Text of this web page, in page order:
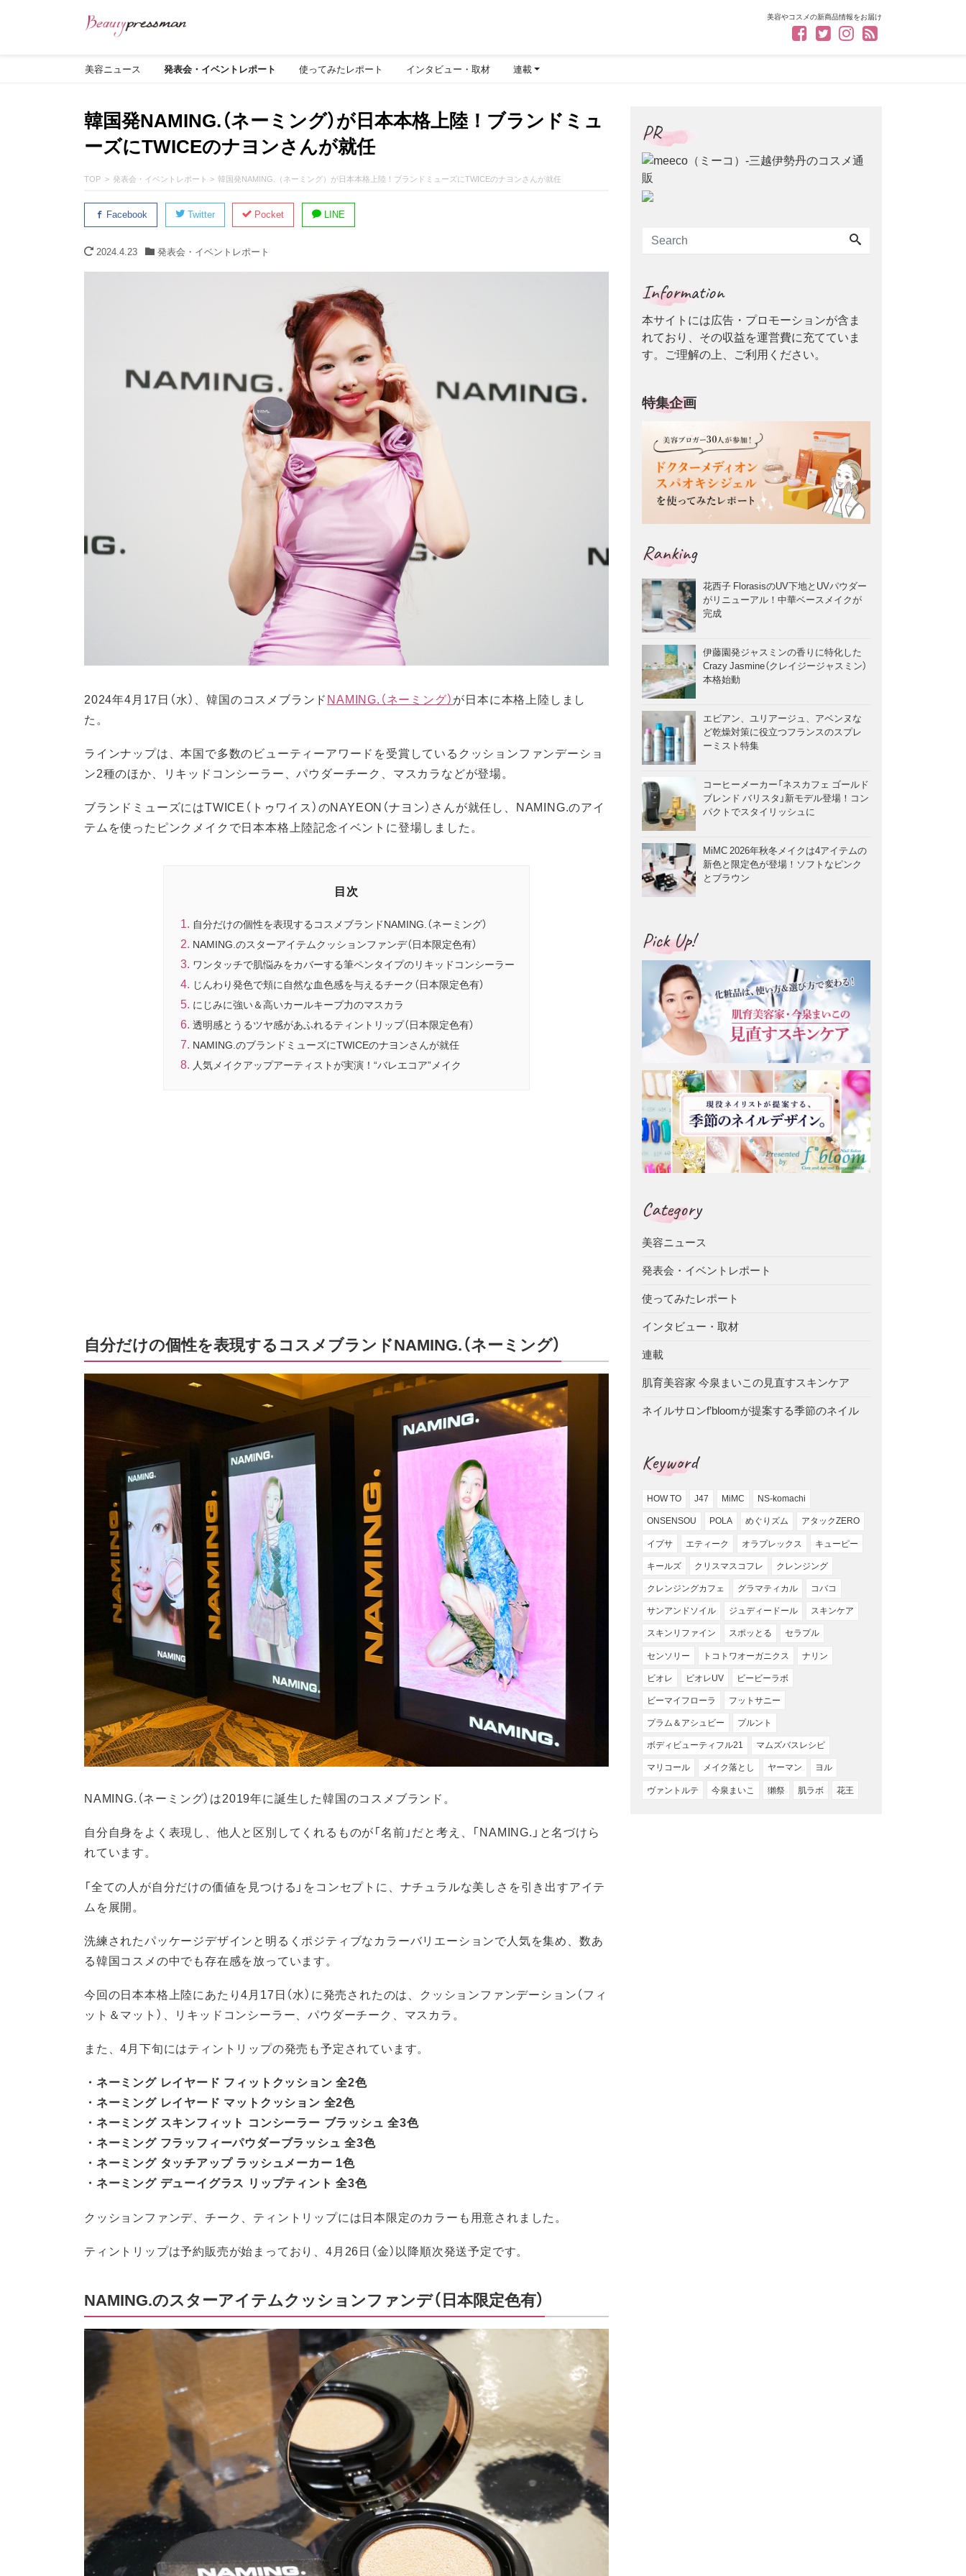
美容やコスメの新商品情報をお届け
美容ニュース 発表会・イベントレポート 使ってみたレポート インタビュー・取材 連載
韓国発NAMING.（ネーミング）が日本本格上陸！ブランドミュ
ーズにTWICEのナヨンさんが就任
TOP 発表会・イベントレポート 韓国発NAMING.（ネーミング）が日本本格上陸！ブランドミューズにTWICEのナヨンさんが就任
Facebook Twitter Pocket LINE
2024.4.23 発表会・イベントレポート
2024年4月17日（水）、韓国のコスメブランドNAMING.（ネーミング）が日本に本格上陸しまし
た。
ラインナップは、本国で多数のビューティーアワードを受賞しているクッションファンデーショ
ン2種のほか、リキッドコンシーラー、パウダーチーク、マスカラなどが登場。
ブランドミューズにはTWICE（トゥワイス）のNAYEON（ナヨン）さんが就任し、NAMING.のアイ
テムを使ったピンクメイクで日本本格上陸記念イベントに登場しました。
目次
自分だけの個性を表現するコスメブランドNAMING.（ネーミング）
NAMING.のスターアイテムクッションファンデ（日本限定色有）
ワンタッチで肌悩みをカバーする筆ペンタイプのリキッドコンシーラー
じんわり発色で頬に自然な血色感を与えるチーク（日本限定色有）
にじみに強い＆高いカールキープ力のマスカラ
透明感とうるツヤ感があふれるティントリップ（日本限定色有）
NAMING.のブランドミューズにTWICEのナヨンさんが就任
人気メイクアップアーティストが実演！“バレエコア”メイク
自分だけの個性を表現するコスメブランドNAMING.（ネーミング）
NAMING.（ネーミング）は2019年に誕生した韓国のコスメブランド。
自分自身をよく表現し、他人と区別してくれるものが「名前」だと考え、「NAMING.」と名づけら
れています。
「全ての人が自分だけの価値を見つける」をコンセプトに、ナチュラルな美しさを引き出すアイテ
ムを展開。
洗練されたパッケージデザインと明るくポジティブなカラーバリエーションで人気を集め、数あ
る韓国コスメの中でも存在感を放っています。
今回の日本本格上陸にあたり4月17日（水）に発売されたのは、クッションファンデーション（フィ
ット＆マット）、リキッドコンシーラー、パウダーチーク、マスカラ。
また、4月下旬にはティントリップの発売も予定されています。
・ネーミング レイヤード フィットクッション 全2色
・ネーミング レイヤード マットクッション 全2色
・ネーミング スキンフィット コンシーラー ブラッシュ 全3色
・ネーミング フラッフィーパウダーブラッシュ 全3色
・ネーミング タッチアップ ラッシュメーカー 1色
・ネーミング デューイグラス リップティント 全3色
クッションファンデ、チーク、ティントリップには日本限定のカラーも用意されました。
ティントリップは予約販売が始まっており、4月26日（金）以降順次発送予定です。
NAMING.のスターアイテムクッションファンデ（日本限定色有）
PR
Information
本サイトには広告・プロモーションが含ま
れており、その収益を運営費に充てていま
す。ご理解の上、ご利用ください。
特集企画
Ranking
花西子 FlorasisのUV下地とUVパウダー
がリニューアル！中華ベースメイクが
完成
伊藤園発ジャスミンの香りに特化した
Crazy Jasmine（クレイジージャスミン）
本格始動
エビアン、ユリアージュ、アベンヌな
ど乾燥対策に役立つフランスのスプレ
ーミスト特集
コーヒーメーカー「ネスカフェ ゴールド
ブレンド バリスタ」新モデル登場！コン
パクトでスタイリッシュに
MiMC 2026年秋冬メイクは4アイテムの
新色と限定色が登場！ソフトなピンク
とブラウン
Pick Up!
Category
美容ニュース
発表会・イベントレポート
使ってみたレポート
インタビュー・取材
連載
肌育美容家 今泉まいこの見直すスキンケア
ネイルサロンf’bloomが提案する季節のネイル
Keyword
HOW TO J47 MiMC NS-komachi
ONSENSOU POLA めぐりズム アタックZERO
イプサ エティーク オラプレックス キューピー
キールズ クリスマスコフレ クレンジング
クレンジングカフェ グラマティカル コバコ
サンアンドソイル ジュディードール スキンケア
スキンリファイン スポッとる セラプル
センソリー トコトワオーガニクス ナリン
ビオレ ビオレUV ビービーラボ
ビーマイフローラ フットサニー
プラム＆アシュビー プルント
ボディビューティフル21 マムズバスレシピ
マリコール メイク落とし ヤーマン ヨル
ヴァントルテ 今泉まいこ 獺祭 肌ラボ 花王